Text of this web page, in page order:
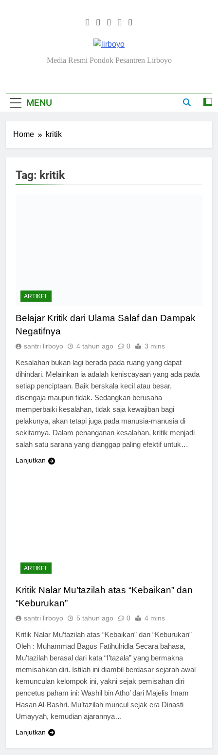
Lirboyo.net
Media Resmi Pondok Pesantren Lirboyo
MENU
Home kritik
Tag: kritik
ARTIKEL
Belajar Kritik dari Ulama Salaf dan Dampak
Negatifnya
santri lirboyo 4 tahun ago 0 3 mins
Kesalahan bukan lagi berada pada ruang yang dapat
dihindari. Melainkan ia adalah keniscayaan yang ada pada
setiap penciptaan. Baik berskala kecil atau besar,
disengaja maupun tidak. Sedangkan berusaha
memperbaiki kesalahan, tidak saja kewajiban bagi
pelakunya, akan tetapi juga pada manusia-manusia di
sekitarnya. Dalam penanganan kesalahan, kritik menjadi
salah satu sarana yang dianggap paling efektif untuk…
Lanjutkan
ARTIKEL
Kritik Nalar Mu’tazilah atas “Kebaikan” dan
“Keburukan”
santri lirboyo 5 tahun ago 0 4 mins
Kritik Nalar Mu’tazilah atas “Kebaikan” dan “Keburukan”
Oleh : Muhammad Bagus Fatihulridla Secara bahasa,
Mu’tazilah berasal dari kata “I’tazala” yang bermakna
memisahkan diri. Istilah ini diambil berdasar sejarah awal
kemunculan kelompok ini, yakni sejak pemisahan diri
pencetus paham ini: Washil bin Atho’ dari Majelis Imam
Hasan Al-Bashri. Mu’tazilah muncul sejak era Dinasti
Umayyah, kemudian ajarannya…
Lanjutkan